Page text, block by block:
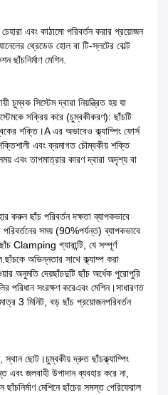
এবং কাঠামো পরিবর্তন করার প্রয়োজন
থ্রেডেড হোল বা টি-স্লটের বোল্ট
ছাঁচনির্মাণ মেশিন.
চুম্বক সিস্টেম দ্বারা নিয়ন্ত্রিত হয় যা
সক্রিয় করে (চুম্বকীকরণ): ছাঁচটি
শক্তি।A এর অভাবেও ক্ল্যাম্পিং ফোর্স
এবং ক্রমাগত চৌম্বকীয় শক্তি
এবং তাপমাত্রার কারণ দ্বারা অদৃশ্য বা
করুন ছাঁচ পরিবর্তন দক্ষতা ব্যাপকভাবে
সময় (90%পর্যন্ত) ব্যাপকভাবে
Clamping গ্যারান্টি, যে সম্পূর্ণ
অভিন্নতার সাথে ক্ল্যাম্প করা
অনুমতি দেয়ছাঁচদুটি ছাঁচ অর্ধেক পুরোপুরি
পরিধান সংরক্ষণ করেএবং মেশিন।সাধারণত
3 মিনিট, বড় ছাঁচ প্রয়োজনপরিবর্তন
স্থান ছোট।চুম্বকীয় দ্রুত ছাঁচক্ল্যাম্পিং
এবং জলবাহী উপাদান ব্যবহার করে না,
মেশিনে ছাঁচের সমস্ত পেরিফেরাল